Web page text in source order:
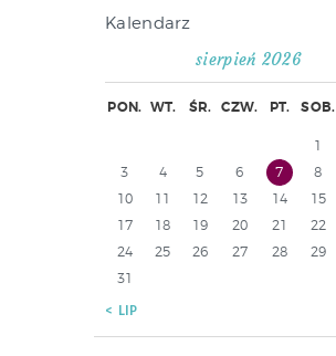
Kalendarz
sierpień 2026
PON. WT. ŚR. CZW. PT. SOB.
1
3
4 5 6 7 8
10
11 12 13 14 15
17
18 19 20 21 22
24
25 26 27 28 29
31
« LIP